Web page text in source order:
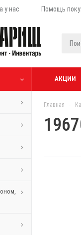
у нас Помощь
АКЦИИ
Главная -